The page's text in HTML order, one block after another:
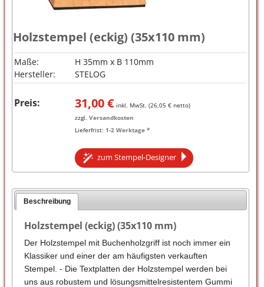
Holzstempel (eckig) (35x110 mm)
Maße:
H 35mm x B 110mm
Hersteller:
STELOG
Preis: 31,00€ inkl. MwSt. (26,05 € netto)
zzgl. Versandkosten
Lieferfrist: 1-2 Werktage *
zum Stempel-Designer
Beschreibung
Holzstempel (eckig) (35x110 mm)
Der Holzstempel mit Buchenholzgriff ist noch immer ein
Klassiker und einer der am häufigsten verkauften
Stempel. - Die Textplatten der Holzstempel werden bei
uns aus robustem und lösungsmittelresistentem Gummi